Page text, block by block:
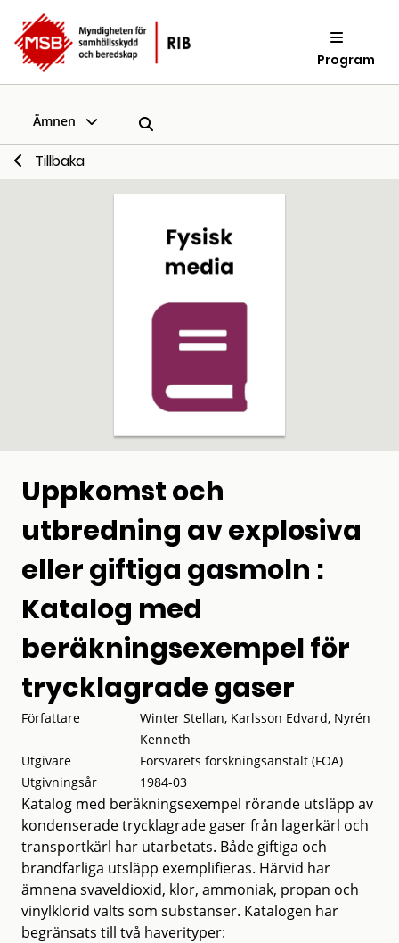
Program
Ämnen
Tillbaka
Uppkomst och
utbredning av explosiva
eller giftiga gasmoln :
Katalog med
beräkningsexempel för
trycklagrade gaser
Författare
Winter Stellan, Karlsson Edvard, Nyrén
Kenneth
Utgivare
Försvarets forskningsanstalt (FOA)
Utgivningsår
1984-03
Katalog med beräkningsexempel rörande utsläpp av
kondenserade trycklagrade gaser från lagerkärl och
transportkärl har utarbetats. Både giftiga och
brandfarliga utsläpp exemplifieras. Härvid har
ämnena svaveldioxid, klor, ammoniak, propan och
vinylklorid valts som substanser. Katalogen har
begränsats till två haverityper: